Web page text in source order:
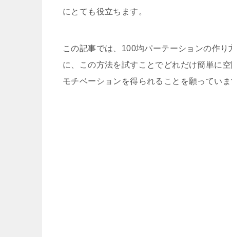
にとても役立ちます。
この記事では、100均パーテーションの作
に、この方法を試すことでどれだけ簡単に
モチベーションを得られることを願っていま